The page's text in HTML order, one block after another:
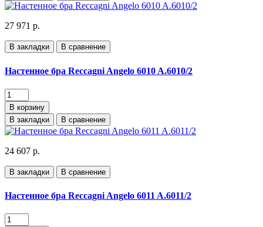
27 971 р.
В закладки В сравнение
Настенное бра Reccagni Angelo 6010 A.6010/2
В корзину
В закладки
В сравнение
24 607 р.
В закладки В сравнение
Настенное бра Reccagni Angelo 6011 A.6011/2